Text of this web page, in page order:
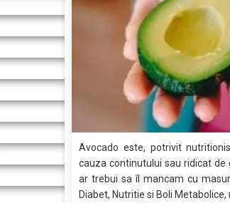
Avocado este, potrivit
cauza continutului sau ridicat de
ar trebui sa îl mancam cu
Diabet, Nutritie si Boli